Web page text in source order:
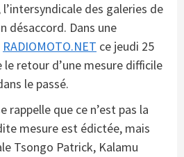
des galeries de
désaccord. Dans une
RADIOMOTO.NET ce jeudi 25
retour d’une mesure difficile
le passé.
rappelle que ce n’est pas la
mesure est édictée, mais
Tsongo Patrick, Kalamu